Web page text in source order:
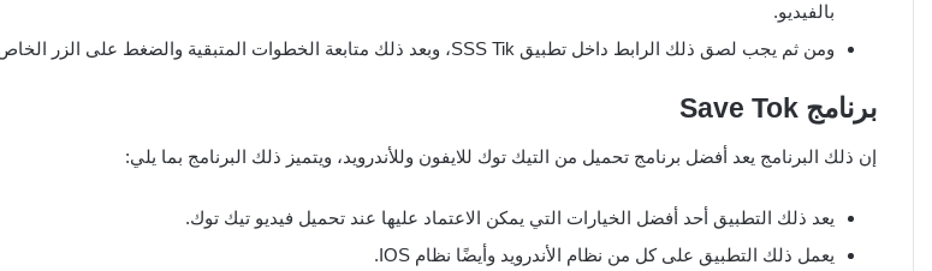
بالفيديو.
ومن ثم يجب لصق ذلك الرابط داخل تطبيق SSS Tik، وبعد ذلك متابعة الخطوات المتبقية والضغط على الزر الخاص بالتنزيل.
برنامج Save Tok
إن ذلك البرنامج يعد أفضل برنامج تحميل من التيك توك للايفون وللأندرويد، ويتميز ذلك البرنامج بما يلي:
يعد ذلك التطبيق أحد أفضل الخيارات التي يمكن الاعتماد عليها عند تحميل فيديو تيك توك.
يعمل ذلك التطبيق على كل من نظام الأندرويد وأيضًا نظام IOS.